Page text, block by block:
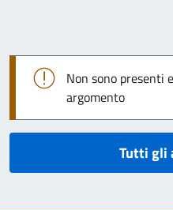
Non sono presenti
argomento
Tutti gli